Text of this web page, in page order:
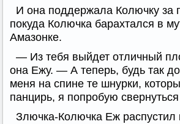
И она поддержала Колючку за
покуда Колючка барахтался в
Амазонке.
— Из тебя выйдет отличный
она Ежу. — А теперь, будь так
меня на спине те шнурки,
панцирь, я попробую
Злючка-Колючка Еж распустил